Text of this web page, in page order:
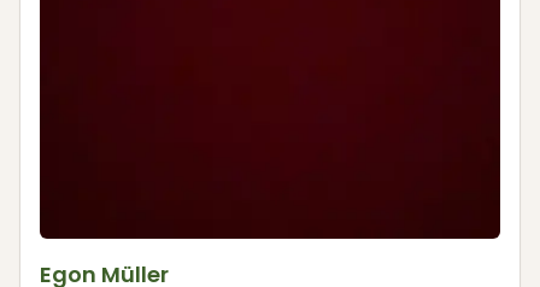
Egon Müller